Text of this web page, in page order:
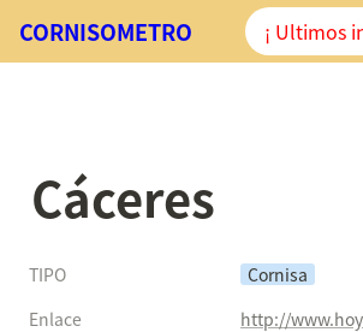
CORNISOMETRO ¡ Ultimos
Cáceres
TIPO
Cornisa
Enlace